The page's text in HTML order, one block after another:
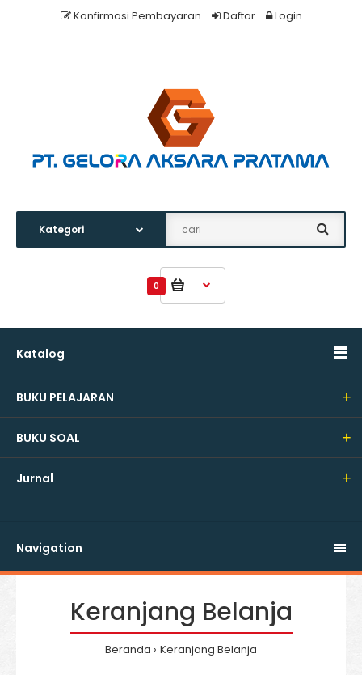
Konfirmasi Pembayaran Daftar Login
0
Katalog
BUKU PELAJARAN
BUKU SOAL
Jurnal
Navigation
Keranjang Belanja
Beranda Keranjang Belanja